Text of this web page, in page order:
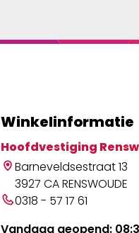
Winkelinformatie
Hoofdvestiging
Barneveldsestraat 13
3927 CA RENSWOUDE
0318 - 57 17 61
Vandaag geopend: